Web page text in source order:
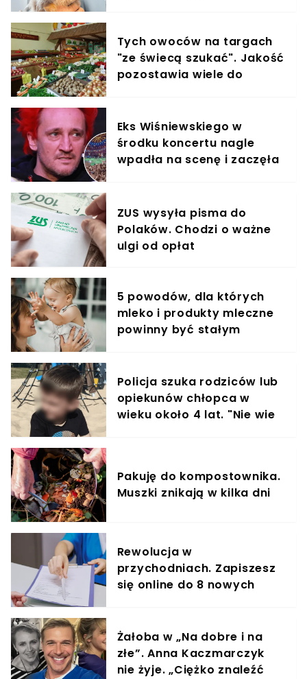
Tych owoców na targach
"ze świecą szukać". Jakość
pozostawia wiele do
Eks Wiśniewskiego w
środku koncertu nagle
wpadła na scenę i zaczęła
ZUS wysyła pisma do
Polaków. Chodzi o ważne
ulgi od opłat
5 powodów, dla których
mleko i produkty mleczne
powinny być stałym
Policja szuka rodziców lub
opiekunów chłopca w
wieku około 4 lat. "Nie wie
Pakuję do kompostownika.
Muszki znikają w kilka dni
Rewolucja w
przychodniach. Zapiszesz
się online do 8 nowych
Żałoba w „Na dobre i na
złe”. Anna Kaczmarczyk
nie żyje. „Ciężko znaleźć